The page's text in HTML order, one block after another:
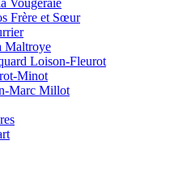
Vougeraie
Frère et Sœur
Maltroye
Loison-Fleurot
Minot
Marc Millot